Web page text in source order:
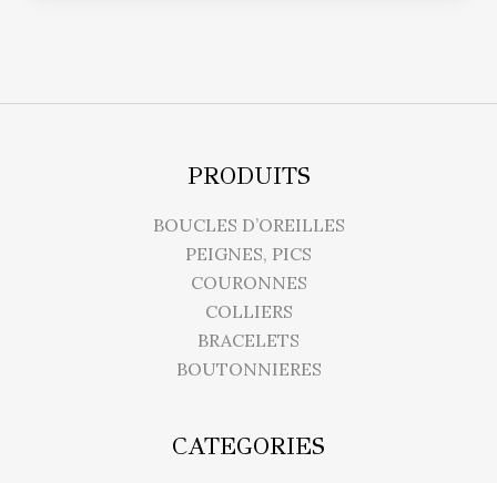
PRODUITS
BOUCLES D’OREILLES
PEIGNES, PICS
COURONNES
COLLIERS
BRACELETS
BOUTONNIERES
CATEGORIES